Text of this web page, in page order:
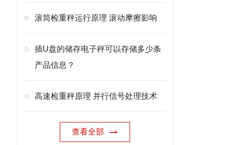
滚筒检重秤运行原理 滚动摩擦影响
插U盘的储存电子秤可以存储多少条
产品信息？
高速检重秤原理 并行信号处理技术
查看全部